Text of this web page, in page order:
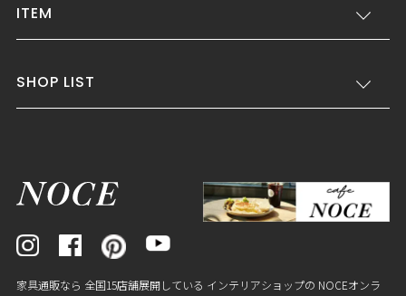
ITEM
SHOP LIST
家具通販なら 全国15店舗展開している インテリアショップの NOCEオンラ